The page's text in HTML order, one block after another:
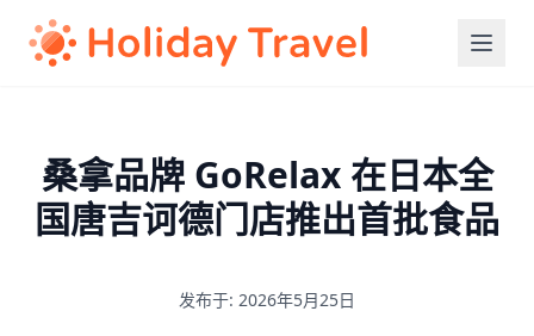
桑拿品牌 GoRelax 在日本全
国唐吉诃德门店推出首批食品
发布于: 2026年5月25日